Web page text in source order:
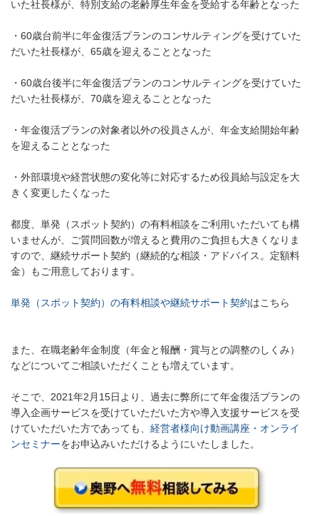
いた社長様が、特別支給の老齢厚生年金を受給する年齢となった
・60歳台前半に年金復活プランのコンサルティングを受けていた
だいた社長様が、65歳を迎えることとなった
・60歳台後半に年金復活プランのコンサルティングを受けていた
だいた社長様が、70歳を迎えることとなった
・年金復活プランの対象者以外の役員さんが、年金支給開始年齢
を迎えることとなった
・外部環境や経営状態の変化等に対応するため役員給与設定を大
きく変更したくなった
都度、 単発（スポット契約）の有料相談をご利用いただいても構
いませんが、ご質問回数が増えると費用のご負担も大きくなりま
すので、継続サポート契約（継続的な相談・アドバイス。 定額料
金）もご用意しております。
単発（スポット契約）の有料相談や継続サポート契約はこちら
また、在職老齢年金制度（年金と報酬・賞与との調整のしくみ）
などについてご相談いただくことも増えています。
そこで、2021年2月15日より、過去に弊所にて年金復活プランの
導入企画サービスを受けていただいた方や導入支援サービスを受
けていただいた方であっても、 経営者様向け動画講座・オンライ
ンセミナーをお申込みいただけるようにいたしました。